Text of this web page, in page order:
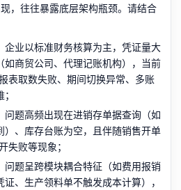
现，往往暴露底层架构瓶颈。请结合
企业以标准财务核算为主，凭证量大
如商贸公司、代理记账机构），当前
表取数失败、期间切换异常、多账
问题高频出现在进销存单据查询（如
）、库存台账为空，且伴随销售开单
失败等现象；
问题呈跨模块耦合特征（如费用报销
、生产领料单不触发成本计算），